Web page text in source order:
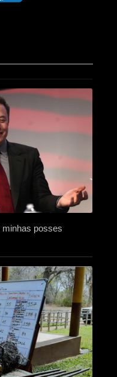
minhas posses